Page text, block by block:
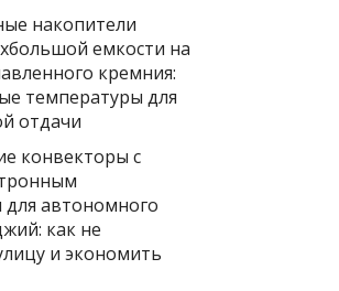
накопители
емкости на
кремния:
температуры для
отдачи
конвекторы с
автономного
как не
и экономить